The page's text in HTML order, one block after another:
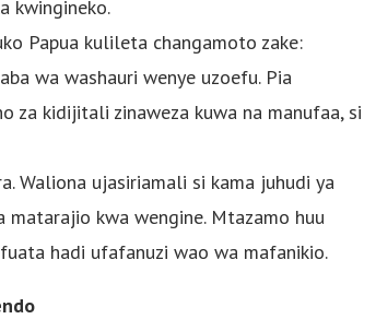
kwingineko.
Papua kulileta changamoto zake:
wa washauri wenye uzoefu. Pia
za kidijitali zinaweza kuwa na manufaa, si
Waliona ujasiriamali si kama juhudi ya
matarajio kwa wengine. Mtazamo huu
hadi ufafanuzi wao wa mafanikio.